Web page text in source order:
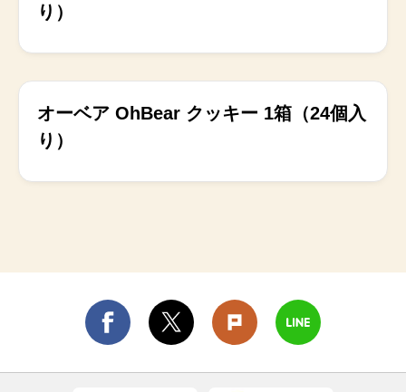
り）
発売中
オーベア OhBear クッキー 1箱（24個入
り）